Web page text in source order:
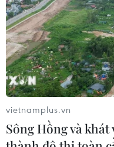
08/03/2023 09:19
Kể từ đầu năm 2023
xả súng hàng loạt, với
người bị thương, riêng
súng riêng rẽ.
vietnamplus.vn
Sông Hồng và